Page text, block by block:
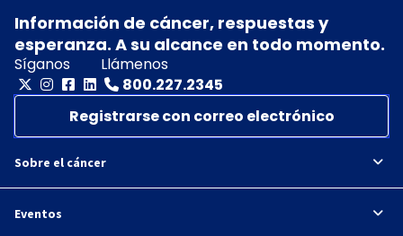
Información de cáncer, respuestas y
esperanza. A su alcance en todo momento.
Síganos
Llámenos
800.227.2345
Registrarse con correo electrónico
Sobre el cáncer
Eventos